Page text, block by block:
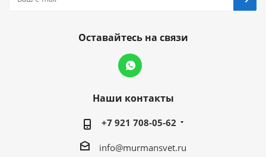
Оставайтесь на связи
Наши контакты
+7 921 708-05-62
info@murmansvet.ru